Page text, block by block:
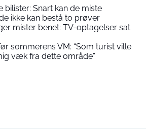
bilister: Snart kan de miste
ikke kan bestå to prøver
mister benet: TV-optagelser sat
sommerens VM: “Som turist ville
væk fra dette område”